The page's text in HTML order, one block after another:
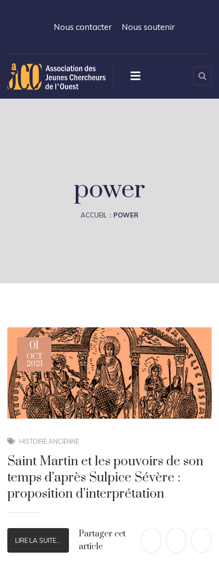
Nous contacter Nous soutenir
power
ACCUEIL POWER
01
OCT
2021
HISTOIRE ANCIENNE
Saint Martin et les pouvoirs de son
temps d’après Sulpice Sévère :
proposition d’interprétation
LIRE LA SUITE...
Partager cet
article